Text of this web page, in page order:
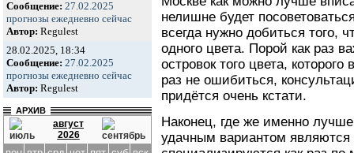
Сообщение: 27.02.2025
прогнозы ежедневно сейчас
Автор: Regulest
28.02.2025, 18:34
Сообщение: 27.02.2025
прогнозы ежедневно сейчас
Автор: Regulest
АРХИВ
август
2026
нелишне будет
всегда нужно добиться того,
одного цвета. Порой как раз
островок того цвета,
раз не ошибиться,
придётся очень кстати.
Наконец, где же именно
удачным вариантом являются